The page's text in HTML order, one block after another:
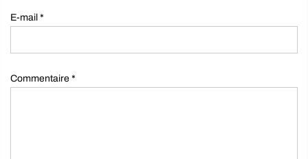
E-mail *
Commentaire *